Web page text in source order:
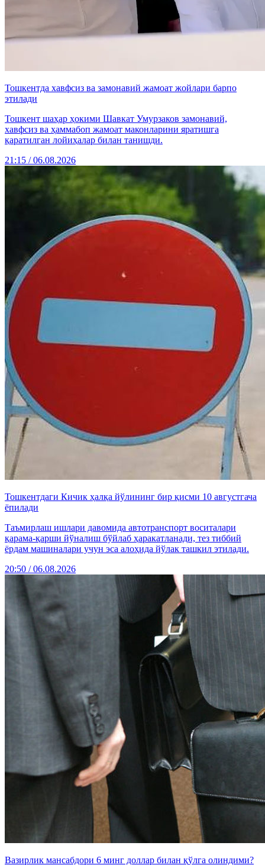
Тошкентда хавфсиз ва замонавий жамоат жойлари барпо
этилади
Тошкент шаҳар ҳокими Шавкат Умурзаков замонавий,
хавфсиз ва ҳаммабоп жамоат маконларини яратишга
қаратилган лойиҳалар билан танишди.
21:15 / 06.08.2026
Тошкентдаги Кичик ҳалқа йўлининг бир қисми 10 августгача
ёпилади
Таъмирлаш ишлари давомида автотранспорт воситалари
қарама-қарши йўналиш бўйлаб ҳаракатланади, тез тиббий
ёрдам машиналари учун эса алоҳида йўлак ташкил этилади.
20:50 / 06.08.2026
Вазирлик мансабдори 6 минг доллар билан қўлга олиндими?